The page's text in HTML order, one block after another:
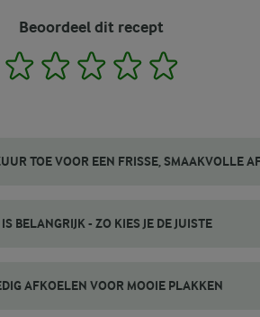
Beoordeel dit recept
1 2 3 4
TOE VOOR EEN FRISSE, SMAAKVOLLE
BELANGRIJK - ZO KIES JE DE JUISTE
AFKOELEN VOOR MOOIE PLAKKEN